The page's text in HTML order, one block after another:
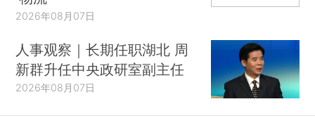
2026年08月07日
人事观察｜长期任职湖北 周
新群升任中央政研室副主任
2026年08月07日